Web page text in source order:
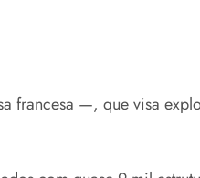
francesa —, que visa